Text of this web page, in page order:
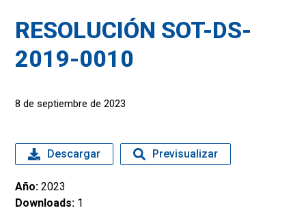
RESOLUCIÓN SOT-DS-
2019-0010
8 de septiembre de 2023
Descargar Previsualizar
Año: 2023
Downloads: 1